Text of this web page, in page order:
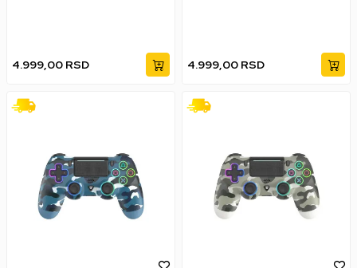
4.999,00 RSD 4.999,00 RSD